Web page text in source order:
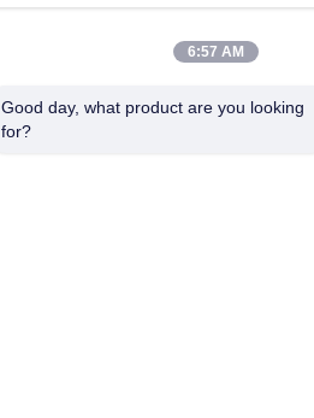
6:57 AM
Good day, what product are you looking
for?